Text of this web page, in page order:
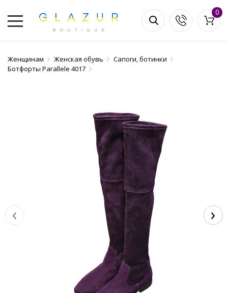
0
Женщинам Женская обувь
Сапоги, ботинки
Ботфорты Parallele 4017
‹ ›